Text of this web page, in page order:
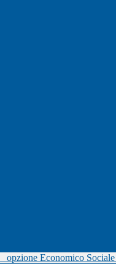
opzione Economico Sociale